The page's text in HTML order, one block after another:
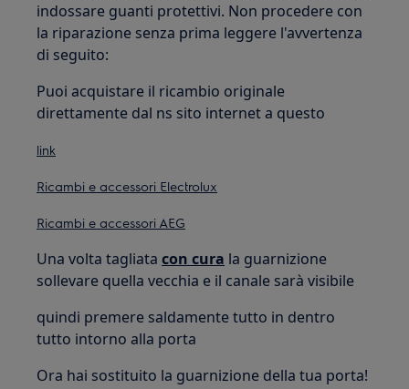
indossare guanti protettivi. Non procedere con
la riparazione senza prima leggere l'avvertenza
di seguito:
Puoi acquistare il ricambio originale
direttamente dal ns sito internet a questo
link
Ricambi e accessori Electrolux
Ricambi e accessori AEG
Una volta tagliatacon cura la guarnizione
sollevare quella vecchia e il canale sarà visibile
quindi premere saldamente tutto in dentro
tutto intorno alla porta
Ora hai sostituito la guarnizione della tua porta!